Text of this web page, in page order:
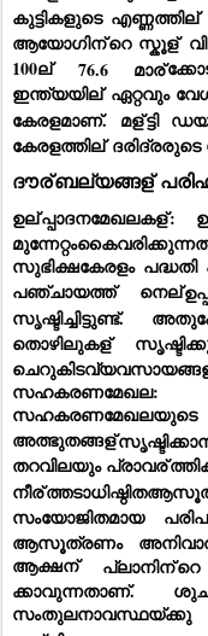
കുട്ടികളുടെ എണ്ണത്തില്
ആയോഗിന്റെ സ്കൂള്
100ല് 76.6 മാര്
ഇന്ത്യയില് ഏറ്റവും
കേരളമാണ്. മള്ട്ടി
കേരളത്തില് ദരിദ്രരുടെ
ദൗര്ബല്യങ്ങള്
ഉല്പ്പാദനമേഖലകള്:
സുഭിക്ഷകേരളം പദ്ധതി
പഞ്ചായത്ത് നെല്
സൃഷ്ടിച്ചിട്ടുണ്ട്.
തൊഴിലുകള്
സഹകരണമേഖലയുടെ
അത്ഭുതങ്ങള്
തറവിലയും പ്രാവര്
നീര്
സംയോജിതമായ
ആസൂത്രണം
ആക്ഷന് പ്ലാനിന്
ക്കാവുന്നതാണ്.